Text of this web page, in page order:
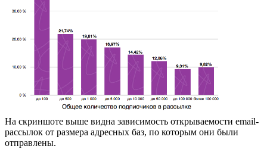
На скриншоте выше видна зависимость открываемости email-
рассылок от размера адресных баз, по которым они были
отправлены.